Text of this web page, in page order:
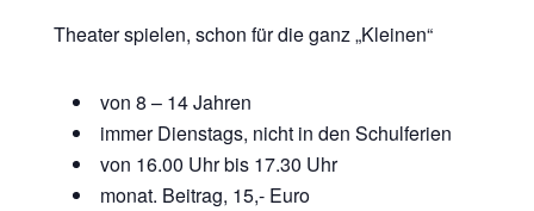
Theater spielen, schon für die ganz „Kleinen“
von 8 – 14 Jahren
immer Dienstags, nicht in den Schulferien
von 16.00 Uhr bis 17.30 Uhr
monat. Beitrag, 15,- Euro